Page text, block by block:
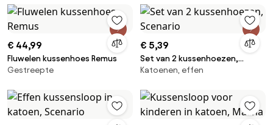
€ 44,99
Fluwelen kussenhoes Remus
Gestreepte
€ 5,39
Set van 2 kussenhoezen,
Scenario
Katoenen, effen